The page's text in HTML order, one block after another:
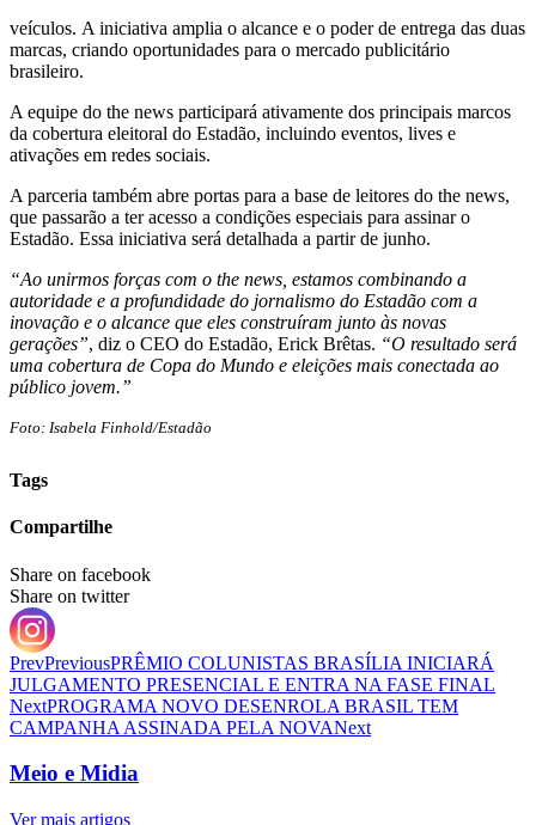
veículos. A iniciativa amplia o alcance e o poder de entrega das duas
marcas, criando oportunidades para o mercado publicitário
brasileiro.
A equipe do the news participará ativamente dos principais marcos
da cobertura eleitoral do Estadão, incluindo eventos, lives e
ativações em redes sociais.
A parceria também abre portas para a base de leitores do the news,
que passarão a ter acesso a condições especiais para assinar o
Estadão. Essa iniciativa será detalhada a partir de junho.
“Ao unirmos forças com o the news, estamos combinando a
autoridade e a profundidade do jornalismo do Estadão com a
inovação e o alcance que eles construíram junto às novas
gerações”, diz o CEO do Estadão, Erick Brêtas. “O resultado será
uma cobertura de Copa do Mundo e eleições mais conectada ao
público jovem.”
Foto: Isabela Finhold/Estadão
Tags
Compartilhe
Share on facebook
Share on twitter
PrevPreviousPRÊMIO COLUNISTAS BRASÍLIA INICIARÁ
JULGAMENTO PRESENCIAL E ENTRA NA FASE FINAL
NextPROGRAMA NOVO DESENROLA BRASIL TEM
CAMPANHA ASSINADA PELA NOVANext
Meio e Midia
Ver mais artigos